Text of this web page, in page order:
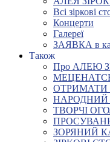
Всі зіркові
Концерти
Галереї
ЗАЯВКА в
Також
Про АЛЕЮ
ОТРИМАТИ
НАРОДНИЙ
ТВОРЧІ
ЗОРЯНИЙ